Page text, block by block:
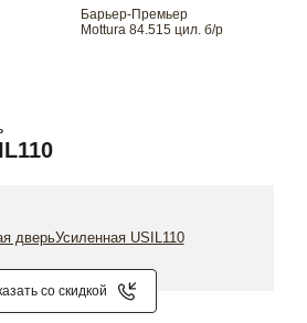
Барьер-Премьер
Mottura 84.515 цил. б/р
со скидкой